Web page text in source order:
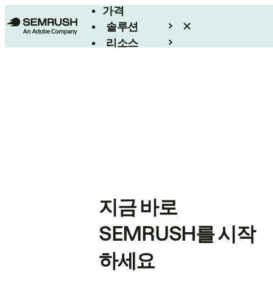
가격
솔루션
리소스
지금 바로
SEMRUSH를 시작
하세요